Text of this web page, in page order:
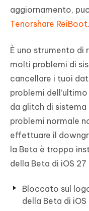
aggiornamento,
Tenorshare ReiBoot.
È uno strumento di
molti problemi di
cancellare i tuoi
problemi
da glitch di
problemi normale
effettuare il
la Beta è troppo
della Beta di iOS
Bloccato sul
della Beta di iOS